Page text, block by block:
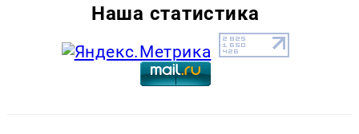
Наша статистика